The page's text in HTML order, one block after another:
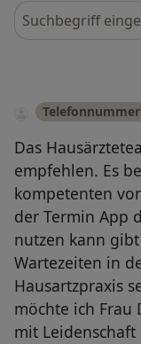
Bewertungen
Das
empfehlen. Es
kompetenten
der Termin App
nutzen kann
Wartezeiten in
Hausartzpraxis
möchte ich Frau
mit